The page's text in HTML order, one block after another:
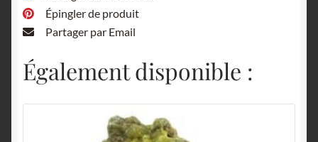
Épingler de produit
Partager par Email
Également disponible :